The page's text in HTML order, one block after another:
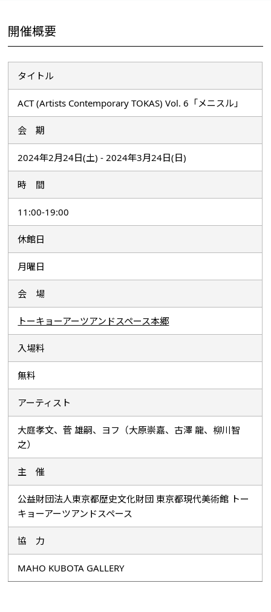
などの研究や実践をとおし、特殊な照明や空間構成の相互作用によ
り、色の現出をコントロールし、新たな視覚体験を生み出していま
やテクスチャが楽しめる表層や構造への理解を深め、また、展示空
間内における作品と鑑賞者自身との距離の変化や視線の移動によっ
作品と対峙することで、「モノを見て、何かを想起する」という行
為自体を考え直すきっかけとなることでしょう。
本展のタイトル「メニスル」は、一見記号化された文字列のようで
すが、脳がその音を認識すると「目にする」という単語となり、同
時に「実際に見る」というその意味自体も飛び込んできます。知覚
から認識に変化するタイミングや記憶の仕方、他の事象との結び付
け方は人さまざまですが、そのプロセスの差異こそが、この多様な
世界を作り出しているのでしょう。３組それぞれの探究、そして新
※「ACT（Artists Contemporary TOKAS）」は、 トーキョーアー
目すべき活動を行う作家を紹介する企画展です。
開催概要
タイトル
ACT (Artists Contemporary TOKAS) Vol. 6「メニスル」
会 期
2024年2月24日(土) - 2024年3月24日(日)
時 間
11:00-19:00
休館日
月曜日
会 場
トーキョーアーツアンドスペース本郷
入場料
無料
アーティスト
大庭孝文、菅 雄嗣、ヨフ（大原崇嘉、古澤 龍、柳川智
之）
主 催
公益財団法人東京都歴史文化財団 東京都現代美術館 トー
キョーアーツアンドスペース
協 力
MAHO KUBOTA GALLERY